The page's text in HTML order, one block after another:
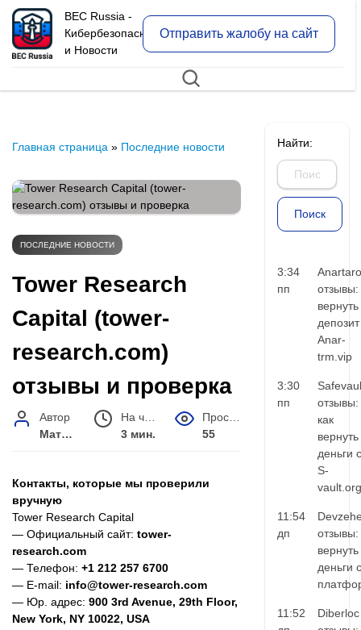
BEC Russia -
Кибербезопасность
и Новости
Отправить жалобу на сайт
Главная страница » Последние новости
ПОСЛЕДНИЕ НОВОСТИ
Tower Research
Capital (tower-
research.com)
отзывы и проверка
Автор
Матвей Иванов
3 мин.
55
Контакты, которые мы проверили
вручную
Tower Research Capital
— Официальный сайт: tower-
research.com
— Телефон: +1 212 257 6700
— E-mail: info@tower-research.com
— Юр. адрес: 900 3rd Avenue, 29th Floor,
New York, NY 10022, USA
Найти:
3:34
пп
отзывы:
вернуть
Anar-
trm.vip
3:30
пп
отзывы:
как
вернуть
деньги с
S-
vault.org
11:54
дп
отзывы:
вернуть
деньги с
11:52
Diberloc